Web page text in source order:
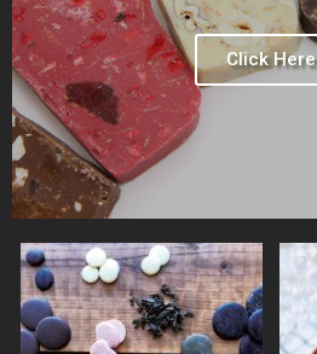
Click Here
Click Here
Click Here
Click Here
Click Here
Click Here
Click Here
Click Here
Click Here